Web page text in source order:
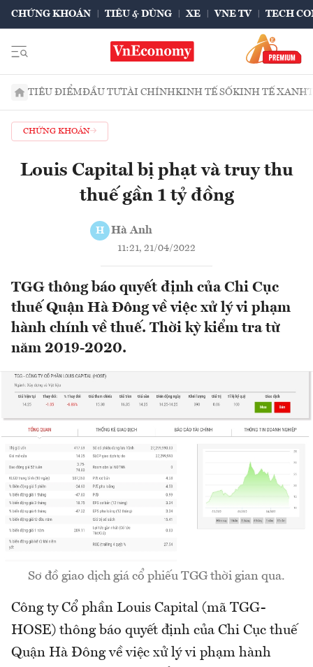
CHỨNG KHOÁN TIÊU & DÙNG XE VNE TV TECH
TIÊU ĐIỂMĐẦU TƯTÀI CHÍNHKINH TẾ SỐKINH TẾ XANH
CHỨNG KHOÁN
Louis Capital bị phạt và truy thu
thuế gần 1 tỷ đồng
H Hà Anh
11:21, 21/04/2022
TGG thông báo quyết định của Chi Cục
thuế Quận Hà Đông về việc xử lý vi phạm
hành chính về thuế. Thời kỳ kiểm tra từ
năm 2019-2020.
Sơ đồ giao dịch giá cổ phiếu TGG thời gian qua.
Công ty Cổ phần Louis Capital (mã TGG-
HOSE) thông báo quyết định của Chi Cục thuế
Quận Hà Đông về việc xử lý vi phạm hành